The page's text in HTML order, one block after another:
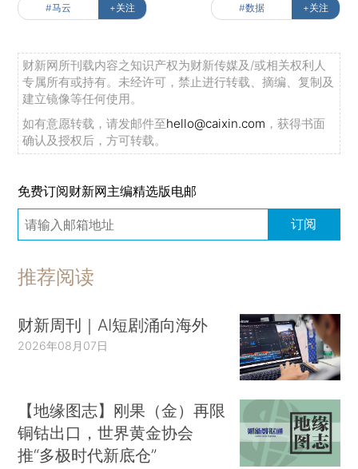
#马云 +关注 #数据 +关注
财新网所刊载内容之知识产权为财新传媒及/或相关权利人
专属所有或持有。未经许可，禁止进行转载、摘编、复制及
建立镜像等任何使用。
如有意愿转载，请发邮件至hello@caixin.com ，获得书面
确认及授权后，方可转载。
免费订阅财新网主编精选版电邮
订阅
推荐阅读
财新周刊｜AI短剧涌向海外
2026年08月07日
【地缘图志】刚果（金）再限
铜钴出口，世界黄金协会
推“多极时代新底仓”